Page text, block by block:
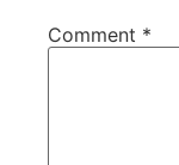
Comment *